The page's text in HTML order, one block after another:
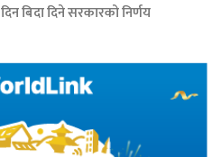
बिदा दिने सरकारको निर्णय